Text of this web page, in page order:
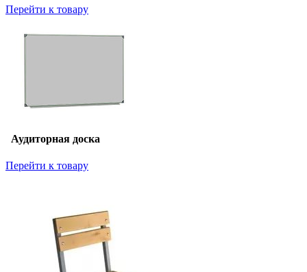
Перейти к товару
Аудиторная доска
Перейти к товару